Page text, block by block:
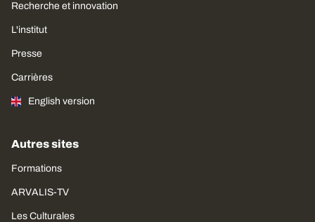
Recherche et innovation
L'institut
Presse
Carrières
English version
Autres sites
Formations
ARVALIS-TV
Les Culturales